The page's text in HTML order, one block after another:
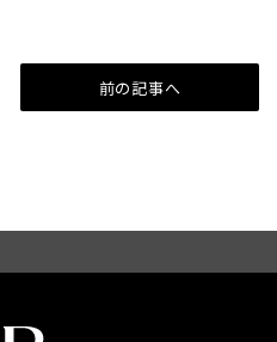
前の記事へ